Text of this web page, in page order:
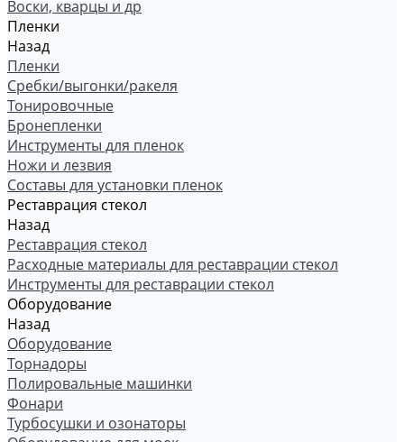
Воски, кварцы и др
Пленки
Назад
Пленки
Сребки/выгонки/ракеля
Тонировочные
Бронепленки
Инструменты для пленок
Ножи и лезвия
Составы для установки пленок
Реставрация стекол
Назад
Реставрация стекол
Расходные материалы для реставрации стекол
Инструменты для реставрации стекол
Оборудование
Назад
Оборудование
Торнадоры
Полировальные машинки
Фонари
Турбосушки и озонаторы